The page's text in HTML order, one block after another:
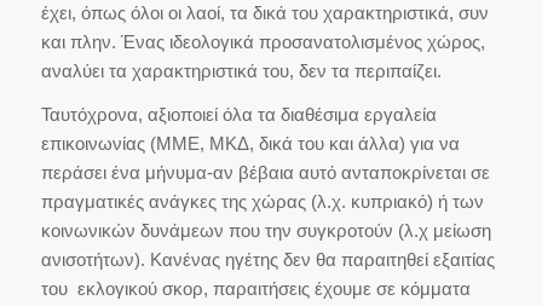
έχει, όπως όλοι οι λαοί, τα δικά του χαρακτηριστικά, συν
και πλην. Ένας ιδεολογικά προσανατολισμένος χώρος,
αναλύει τα χαρακτηριστικά του, δεν τα περιπαίζει.
Ταυτόχρονα, αξιοποιεί όλα τα διαθέσιμα εργαλεία
επικοινωνίας (ΜΜΕ, ΜΚΔ, δικά του και άλλα) για να
περάσει ένα μήνυμα-αν βέβαια αυτό ανταποκρίνεται σε
πραγματικές ανάγκες της χώρας (λ.χ. κυπριακό) ή των
κοινωνικών δυνάμεων που την συγκροτούν (λ.χ μείωση
ανισοτήτων). Κανένας ηγέτης δεν θα παραιτηθεί εξαιτίας
του εκλογικού σκορ, παραιτήσεις έχουμε σε κόμματα